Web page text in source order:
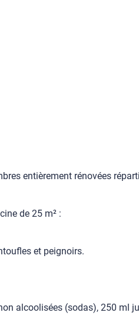
entièrement rénovées
de 25 m² :
et peignoirs.
alcoolisées (sodas), 250 ml